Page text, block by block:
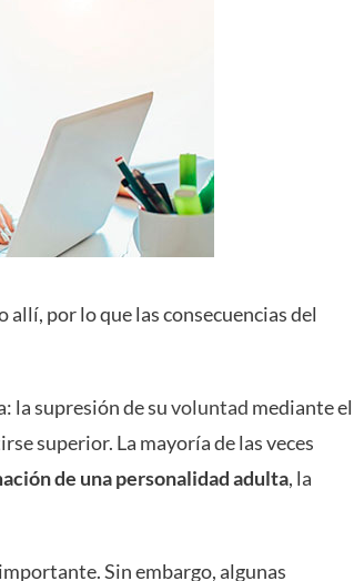
por lo que las consecuencias del
la supresión de suvoluntad mediante el
superior. La mayoría de las veces
de una personalidad adulta, la
Sin embargo, algunas